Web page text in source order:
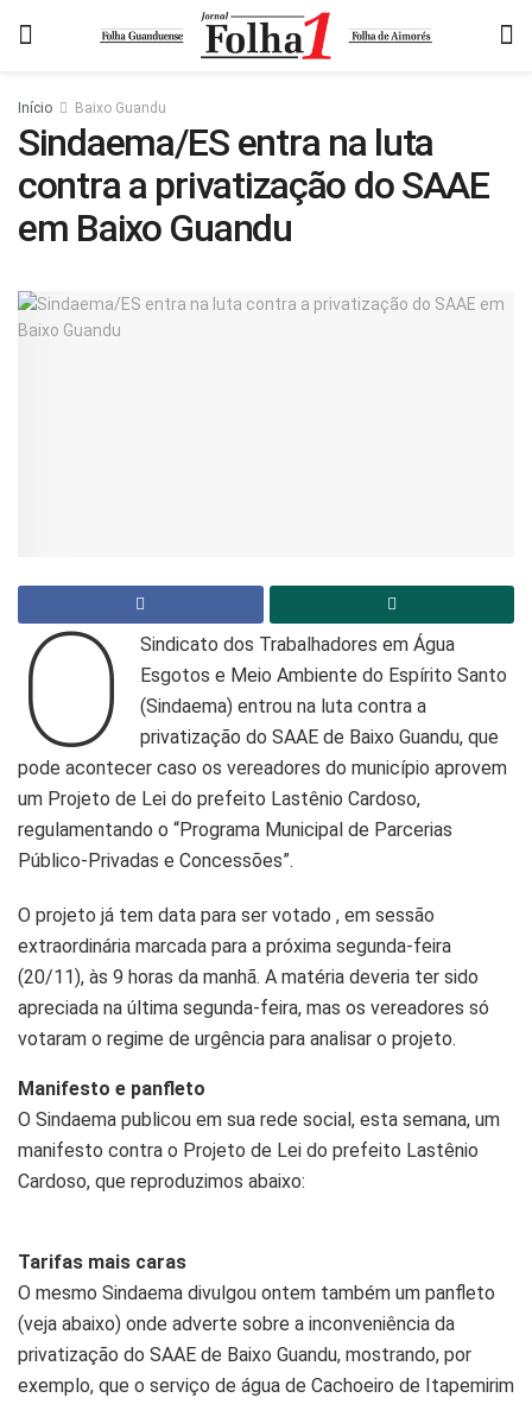
Início Baixo Guandu
Sindaema/ES entra na luta
contra a privatização do SAAE
em Baixo Guandu
O
Sindicato dos Trabalhadores em Água
Esgotos e Meio Ambiente do Espírito Santo
(Sindaema) entrou na luta contra a
privatização do SAAE de Baixo Guandu, que
pode acontecer caso os vereadores do município aprovem
um Projeto de Lei do prefeito Lastênio Cardoso,
regulamentando o “Programa Municipal de Parcerias
Público-Privadas e Concessões”.
O projeto já tem data para ser votado , em sessão
extraordinária marcada para a próxima segunda-feira
(20/11), às 9 horas da manhã. A matéria deveria ter sido
apreciada na última segunda-feira, mas os vereadores só
votaram o regime de urgência para analisar o projeto.
Manifesto e panfleto
O Sindaema publicou em sua rede social, esta semana, um
manifesto contra o Projeto de Lei do prefeito Lastênio
Cardoso, que reproduzimos abaixo:
Tarifas mais caras
O mesmo Sindaema divulgou ontem também um panfleto
(veja abaixo) onde adverte sobre a inconveniência da
privatização do SAAE de Baixo Guandu, mostrando, por
exemplo, que o serviço de água de Cachoeiro de Itapemirim